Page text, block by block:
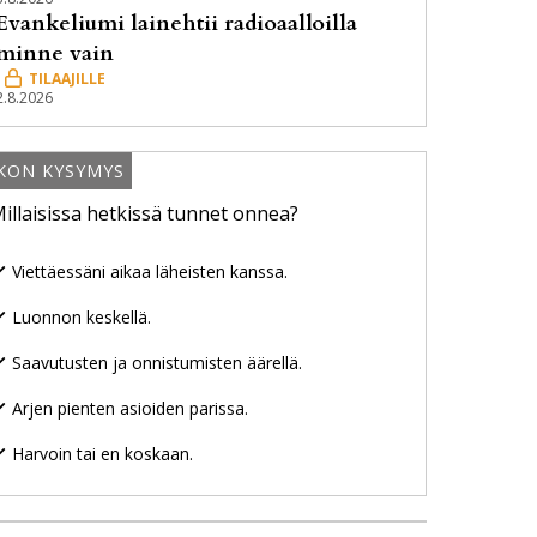
lainehtii radioaalloilla
vain
KYSYMYS
hetkissä tunnet onnea?
Viettäessäni aikaa läheisten kanssa.
Luonnon keskellä.
Saavutusten ja onnistumisten äärellä.
Arjen pienten asioiden parissa.
Harvoin tai en koskaan.